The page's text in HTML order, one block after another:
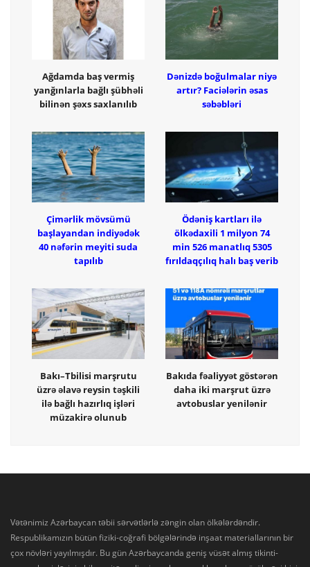
Ağdamda baş vermiş
yanğınlarla bağlı şübhəli
bilinən şəxs saxlanılıb
Dənizdə boğulmalar niyə
artır? Faciələrin əsas
səbəbləri
Çimərlik mövsümü
başlayandan indiyədək
40 nəfərin meyiti suda
tapılıb
Ödəniş kartları ilə
ölkədaxili 1 milyon 74
min 526 manatlıq 5305
fırıldaqçılıq halı baş verib
Bakı–Tbilisi marşrutu
üzrə əlavə reysin təşkili
ilə bağlı hazırlıq işləri
müzakirə olunub
Bakıda fəaliyyət göstərən
daha iki marşrut üzrə
avtobuslar yenilənir
Vətənimiz Azərbaycan təbii sərvətlərlə zəngin olan ölkələrdəndir.
Respublikamızın bütün fiziki-coğrafi bölgələrində inşaat materiallarının bir
çox növləri yayılmışdır. Bu gün Azərbaycanda geniş vüsət almış tikinti-